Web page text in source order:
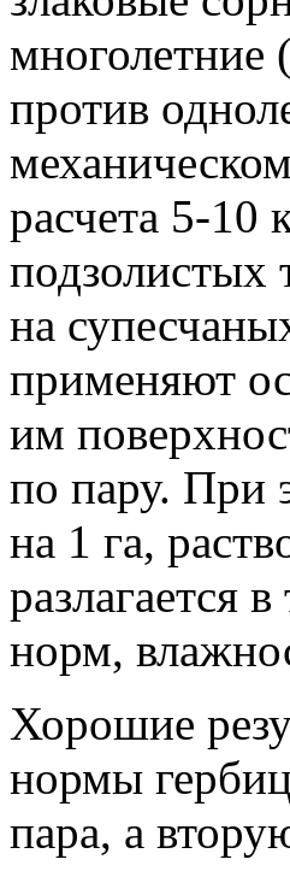
многолетние
против
расчета 5-10
подзолистых
на
применяют
им
по пару. При
на 1 га,
разлагается
норм,
Хорошие
нормы
пара, а